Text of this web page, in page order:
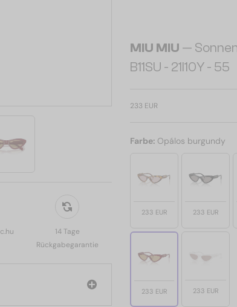
14 Tage
Rückgabegarantie
MIU MIU —
B11SU - 21I10Y - 55
233 EUR
Farbe: Opálos burgundy
233 EUR 233 EUR
233 EUR 233 EUR